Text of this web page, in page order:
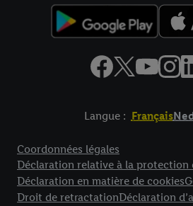
Langue : Français
Coordonnées légales
Déclaration relative à la protection
Déclaration en matière de cookies
Droit de retractationDéclaration